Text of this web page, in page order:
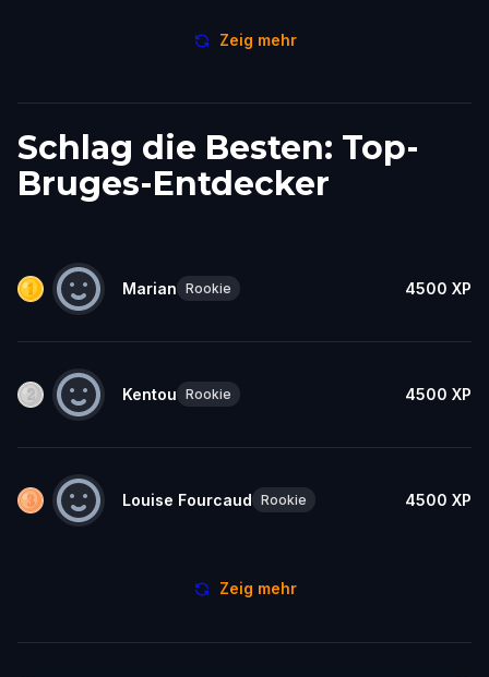
Zeig mehr
Schlag die Besten: Top-
Bruges-Entdecker
Marian Rookie 4500 XP
Kentou Rookie 4500 XP
Louise Fourcaud Rookie 4500 XP
Zeig mehr